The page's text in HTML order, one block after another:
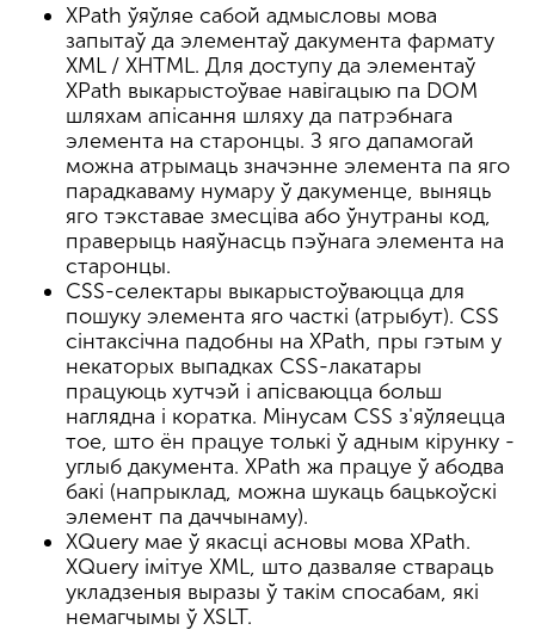
XPath ўяўляе сабой адмысловы мова
запытаў да элементаў дакумента фармату
XML / XHTML. Для доступу да элементаў
XPath выкарыстоўвае навігацыю па DOM
шляхам апісання шляху да патрэбнага
элемента на старонцы. З яго дапамогай
можна атрымаць значэнне элемента па яго
парадкаваму нумару ў дакуменце, выняць
яго тэкставае змесціва або ўнутраны код,
праверыць наяўнасць пэўнага элемента на
старонцы.
CSS-селектары выкарыстоўваюцца для
пошуку элемента яго часткі (атрыбут). CSS
сінтаксічна падобны на XPath, пры гэтым у
некаторых выпадках CSS-лакатары
працуюць хутчэй і апісваюцца больш
наглядна і коратка. Мінусам CSS з'яўляецца
тое, што ён працуе толькі ў адным кірунку -
углыб дакумента. XPath жа працуе ў абодва
бакі (напрыклад, можна шукаць бацькоўскі
элемент па даччынаму).
XQuery мае ў якасці асновы мова XPath.
XQuery імітуе XML, што дазваляе ствараць
укладзеныя выразы ў такім спосабам, які
немагчымы ў XSLT.